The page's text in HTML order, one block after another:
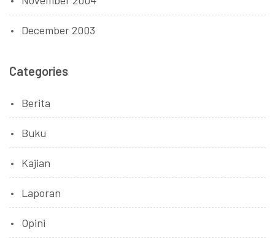
December 2003
Categories
Berita
Buku
Kajian
Laporan
Opini